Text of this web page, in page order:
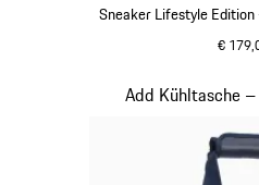
Sneaker Lifestyle Edition
€
Add Kühltasche
Slide 15 von 20